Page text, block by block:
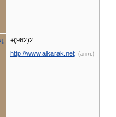
+(962)2
http://www.alkarak.net (англ.)